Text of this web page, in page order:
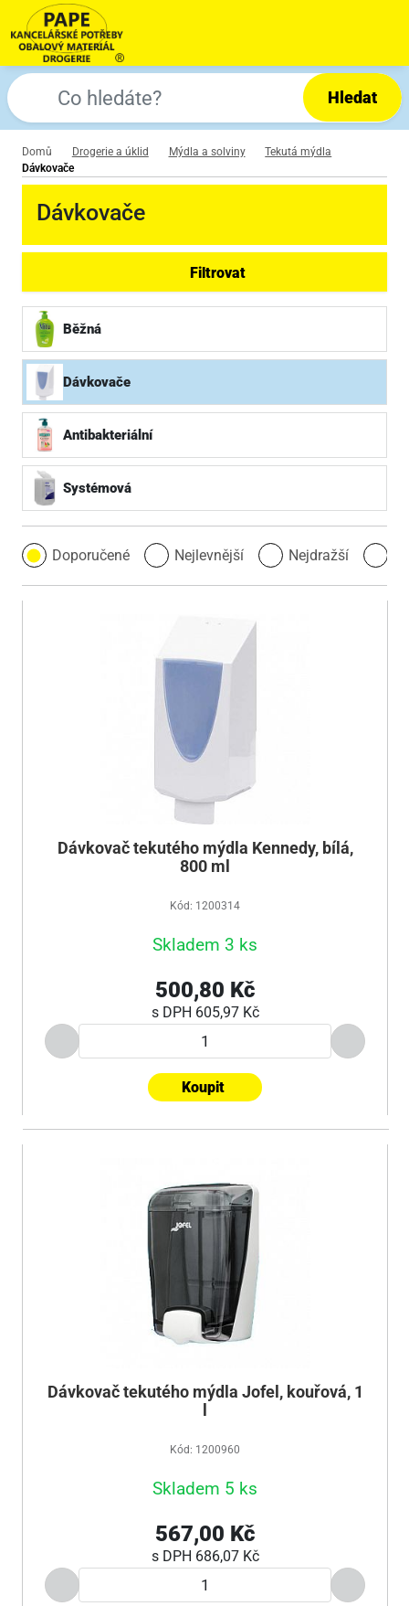
Hledat
Domů Drogerie a úklid Mýdla a solviny
Tekutá mýdla
Dávkovače
Dávkovače
Filtrovat
Běžná
Dávkovače
Antibakteriální
Systémová
Doporučené Nejlevnější Nejdražší
Dávkovač tekutého mýdla Kennedy, bílá,
800 ml
Kód: 1200314
Skladem 3 ks
500,80 Kč
s DPH 605,97 Kč
Koupit
Dávkovač tekutého mýdla Jofel, kouřová, 1
Kód: 1200960
Skladem 5 ks
567,00 Kč
s DPH 686,07 Kč